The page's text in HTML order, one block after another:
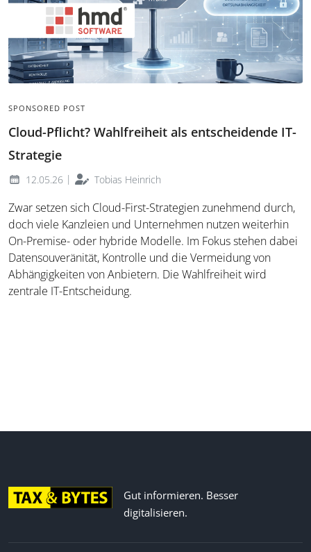
SPONSORED POST
Cloud-Pflicht? Wahlfreiheit als entscheidende IT-
Strategie
12.05.26 | Tobias Heinrich
Zwar setzen sich Cloud-First-Strategien zunehmend durch,
doch viele Kanzleien und Unternehmen nutzen weiterhin
On-Premise- oder hybride Modelle. Im Fokus stehen dabei
Datensouveränität, Kontrolle und die Vermeidung von
Abhängigkeiten von Anbietern. Die Wahlfreiheit wird
zentrale IT-Entscheidung.
Gut informieren. Besser
digitalisieren.